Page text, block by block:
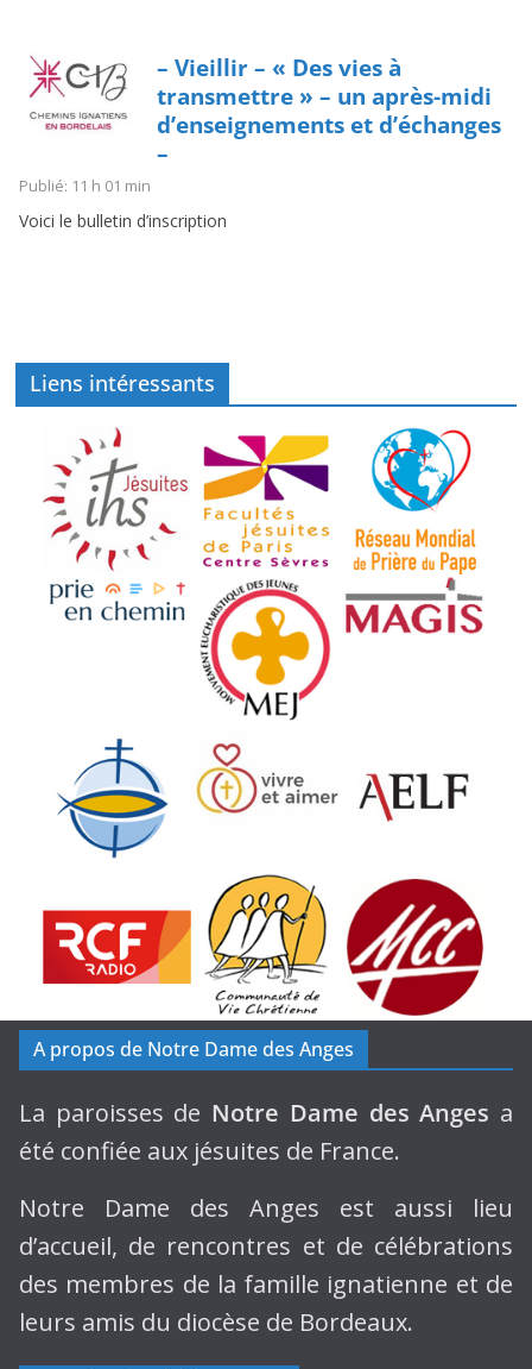
– Vieillir – « Des vies à
transmettre » – un après-midi
d’enseignements et d’échanges
–
Publié: 11 h 01 min
Voici le bulletin d’inscription
Liens intéressants
A propos de Notre Dame des Anges
La paroisses de Notre Dame des Anges a
été confiée aux jésuites de France.
Notre Dame des Anges est aussi lieu
d’accueil, de rencontres et de célébrations
des membres de la famille ignatienne et de
leurs amis du diocèse de Bordeaux.